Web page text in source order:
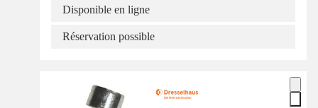
Disponible en ligne
Réservation possible